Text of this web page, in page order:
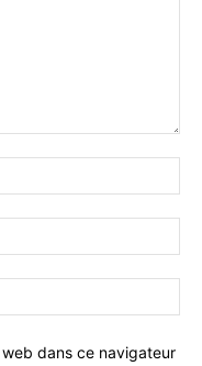
dans ce navigateur